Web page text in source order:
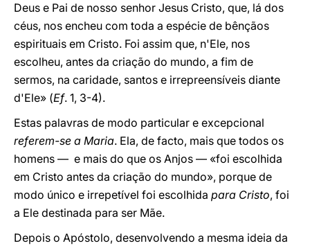
Deus e Pai de nosso senhor Jesus Cristo, que, lá dos
céus, nos encheu com toda a espécie de bênçãos
espirituais em Cristo. Foi assim que, n'Ele, nos
escolheu, antes da criação do mundo, a fim de
sermos, na caridade, santos e irrepreensíveis diante
d'Ele» (Ef. 1, 3-4).
Estas palavras de modo particular e excepcional
referem-se a Maria. Ela, de facto, mais que todos os
homens — e mais do que os Anjos — «foi escolhida
em Cristo antes da criação do mundo», porque de
modo único e irrepetível foi escolhida para Cristo, foi
a Ele destinada para ser Mãe.
Depois o Apóstolo, desenvolvendo a mesma ideia da